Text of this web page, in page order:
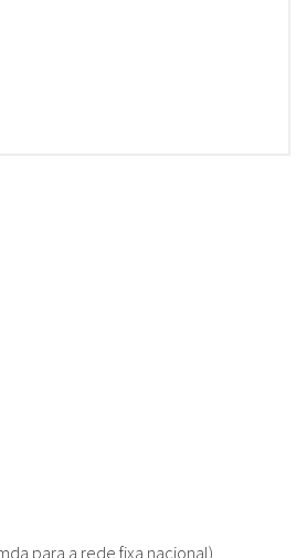
para a rede fixa nacional)